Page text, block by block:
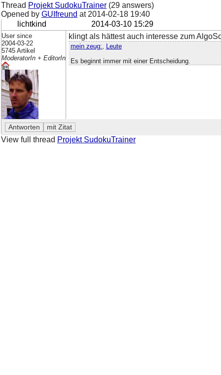
Thread Projekt SudokuTrainer (29 answers)
Opened by GUIfreund at 2014-02-18 19:40
lichtkind
2014-03-10 15:29
User since
2004-03-22
5745 Artikel
ModeratorIn + EditorIn
klingt als hättest auch interesse zum
mein zeug:, Leute
Es beginnt immer mit einer Entscheidung.
View full thread Projekt SudokuTrainer